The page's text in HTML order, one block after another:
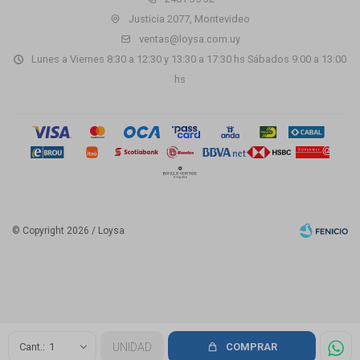
1 UNIDAD COMPRAR
Justicia 2077, Montevideo
ventas@loysa.com.uy
Lunes a Viernes 8:30 a 12:30 y 13:30 a 17:30 hs Sábados 9:00 a 13:00
hs
© Copyright 2026 / Loysa
Fenicio